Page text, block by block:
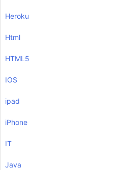
Heroku
Html
HTML5
IOS
ipad
iPhone
IT
Java